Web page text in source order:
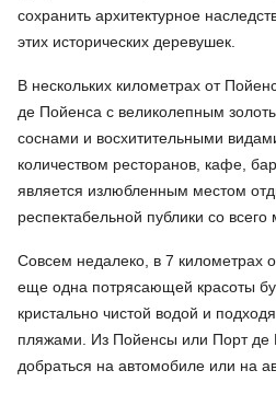
сохранить архитектурное
этих исторических деревушек.
В нескольких километрах от
де Пойенса с великолепным
соснами и восхитительными
количеством ресторанов, кафе,
является излюбленным местом
респектабельной публики со всего
Совсем недалеко, в 7 километрах
еще одна потрясающей красоты
кристально чистой водой и
пляжами. Из Пойенсы или Порт
добраться на автомобиле или на